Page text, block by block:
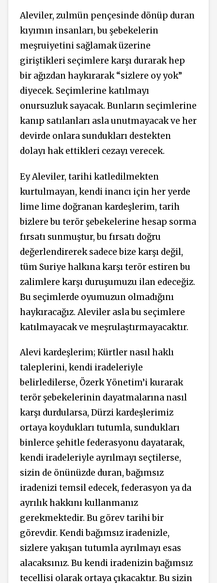
Aleviler, zulmün pençesinde dönüp duran
kıyımın insanları, bu şebekelerin
meşruiyetini sağlamak üzerine
giriştikleri seçimlere karşı durarak hep
bir ağızdan haykırarak “sizlere oy yok”
diyecek. Seçimlerine katılmayı
onursuzluk sayacak. Bunların seçimlerine
kanıp satılanları asla unutmayacak ve her
devirde onlara sundukları destekten
dolayı hak ettikleri cezayı verecek.
Ey Aleviler, tarihi katledilmekten
kurtulmayan, kendi inancı için her yerde
lime lime doğranan kardeşlerim, tarih
bizlere bu terör şebekelerine hesap sorma
fırsatı sunmuştur, bu fırsatı doğru
değerlendirerek sadece bize karşı değil,
tüm Suriye halkına karşı terör estiren bu
zalimlere karşı duruşumuzu ilan edeceğiz.
Bu seçimlerde oyumuzun olmadığını
haykıracağız. Aleviler asla bu seçimlere
katılmayacak ve meşrulaştırmayacaktır.
Alevi kardeşlerim; Kürtler nasıl haklı
taleplerini, kendi iradeleriyle
belirledilerse, Özerk Yönetim’i kurarak
terör şebekelerinin dayatmalarına nasıl
karşı durdularsa, Dürzi kardeşlerimiz
ortaya koydukları tutumla, sundukları
binlerce şehitle federasyonu dayatarak,
kendi iradeleriyle ayrılmayı seçtilerse,
sizin de önünüzde duran, bağımsız
iradenizi temsil edecek, federasyon ya da
ayrılık hakkını kullanmanız
gerekmektedir. Bu görev tarihi bir
görevdir. Kendi bağımsız iradenizle,
sizlere yakışan tutumla ayrılmayı esas
alacaksınız. Bu kendi iradenizin bağımsız
tecellisi olarak ortaya çıkacaktır. Bu sizin